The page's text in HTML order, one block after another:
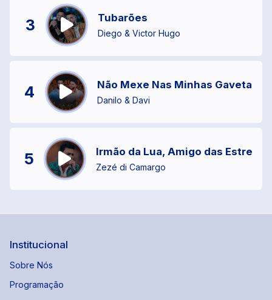
3 Tubarões
Diego & Victor Hugo
4 Não Mexe Nas Minhas Gavetas
Danilo & Davi
5 Irmão da Lua, Amigo das Estrelas
Zezé di Camargo
Institucional
Sobre Nós
Programação